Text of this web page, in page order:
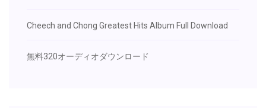
Cheech and Chong Greatest Hits Album Full Download
無料320オーディオダウンロード